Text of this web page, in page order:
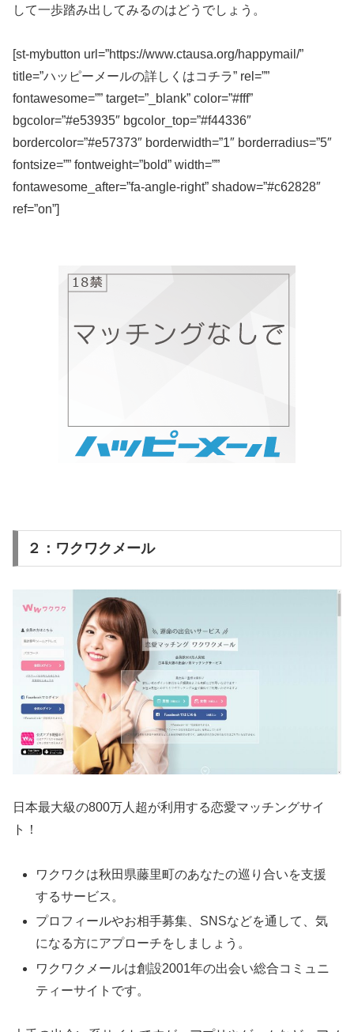
して一歩踏み出してみるのはどうでしょう。
[st-mybutton url=”https://www.ctausa.org/happymail/”
title=”ハッピーメールの詳しくはコチラ” rel=””
fontawesome=”” target=”_blank” color=”#fff”
bgcolor=”#e53935″ bgcolor_top=”#f44336″
bordercolor=”#e57373″ borderwidth=”1″ borderradius=”5″
fontsize=”” fontweight=”bold” width=””
fontawesome_after=”fa-angle-right” shadow=”#c62828″
ref=”on”]
２：ワクワクメール
日本最大級の800万人超が利用する恋愛マッチングサイ
ト！
ワクワクは秋田県藤里町のあなたの巡り合いを支援
するサービス。
プロフィールやお相手募集、SNSなどを通して、気
になる方にアプローチをしましょう。
ワクワクメールは創設2001年の出会い総合コミュニ
ティーサイトです。